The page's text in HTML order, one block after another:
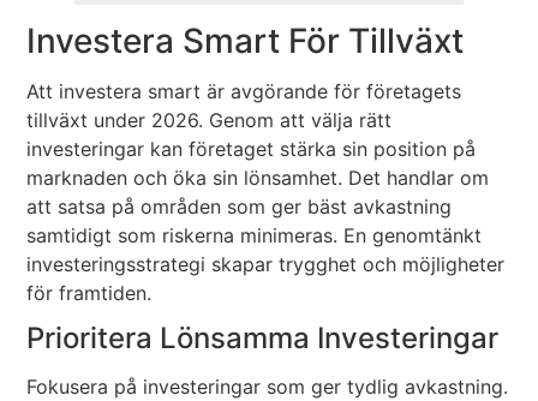
Investera Smart För Tillväxt
Att investera smart är avgörande för företagets
tillväxt under 2026. Genom att välja rätt
investeringar kan företaget stärka sin position på
marknaden och öka sin lönsamhet. Det handlar om
att satsa på områden som ger bäst avkastning
samtidigt som riskerna minimeras. En genomtänkt
investeringsstrategi skapar trygghet och möjligheter
för framtiden.
Prioritera Lönsamma Investeringar
Fokusera på investeringar som ger tydlig avkastning.